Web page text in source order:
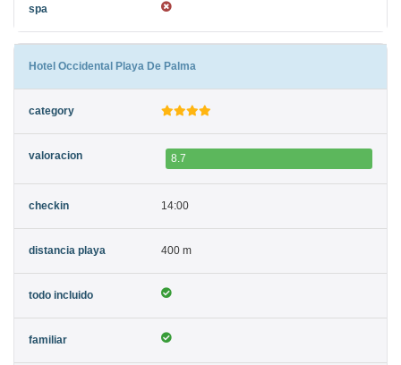
Hotel Occidental Playa De Palma
8.7
14:00
400 m